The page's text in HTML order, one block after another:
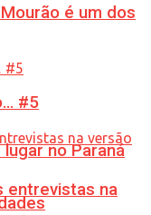
no Paraná
é um dos
#5
entrevistas na